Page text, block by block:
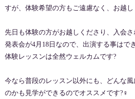
すが、体験希望の方もご遠慮なく、お越
先日も体験の方がお越しくださり、入会さ
発表会が4月18日なので、出演する事はで
体験レッスンは全然ウェルカムです?
今なら普段のレッスン以外にも、どんな
のかも見学ができるのでオススメです?‍♀️